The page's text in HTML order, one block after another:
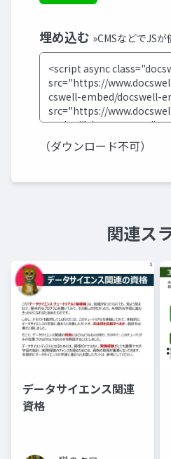
埋め込む »CMSなどでJS
（ダウンロード不可）
関連ス
データサイエンス関連
資格